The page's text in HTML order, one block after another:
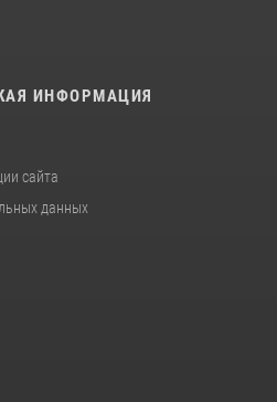
ИНФОРМАЦИЯ
сайта
данных